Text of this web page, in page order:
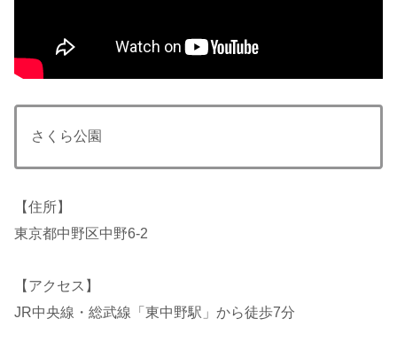
さくら公園
【住所】
東京都中野区中野6-2
【アクセス】
JR中央線・総武線「東中野駅」から徒歩7分